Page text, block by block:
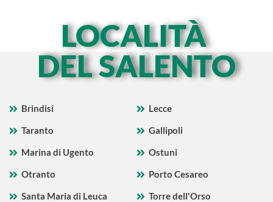
LOCALITÀ
DEL SALENTO
Brindisi
Lecce
Taranto
Gallipoli
Marina di Ugento
Ostuni
Otranto
Porto Cesareo
Santa Maria di Leuca
Torre dell'Orso